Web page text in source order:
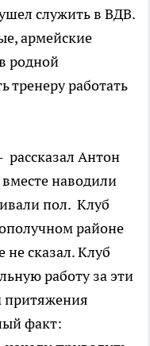
служить в ВДВ.
армейские
родной
тренеру работать
рассказал Антон
наводили
пол. Клуб
районе
не сказал. Клуб
работу за эти
притяжения
факт: